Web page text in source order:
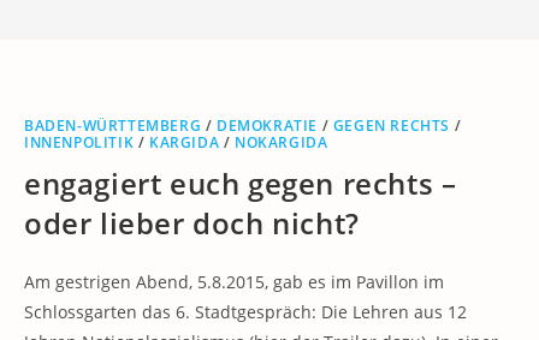
BADEN-WÜRTTEMBERG / DEMOKRATIE / GEGEN RECHTS /
INNENPOLITIK / KARGIDA / NOKARGIDA
engagiert euch gegen rechts –
oder lieber doch nicht?
Am gestrigen Abend, 5.8.2015, gab es im Pavillon im
Schlossgarten das 6. Stadtgespräch: Die Lehren aus 12